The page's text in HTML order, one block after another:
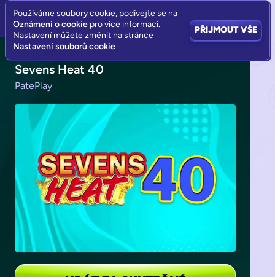
Sevens Heat 40
PatePlay
Používáme soubory cookie, podívejte se na
Oznámení o cookie pro více informací.
Nastavení můžete změnit na stránce
Nastavení souborů cookie
PŘIJMOUT VŠE